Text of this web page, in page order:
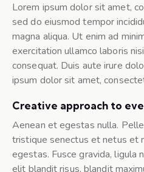
Lorem ipsum dolor sit amet,
sed do eiusmod tempor
magna aliqua. Ut enim ad
exercitation ullamco laboris
consequat. Duis aute irure
ipsum dolor sit amet,
Creative approach to
Aenean et egestas nulla.
tristique senectus et netus et
egestas. Fusce gravida, ligula
elit blandit risus, blandit